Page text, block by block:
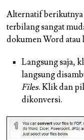
Alternatif berikutnya
terbilang sangat
dokumen Word atau
Langsung saja,
langsung
Files. Klik dan
dikonversi.